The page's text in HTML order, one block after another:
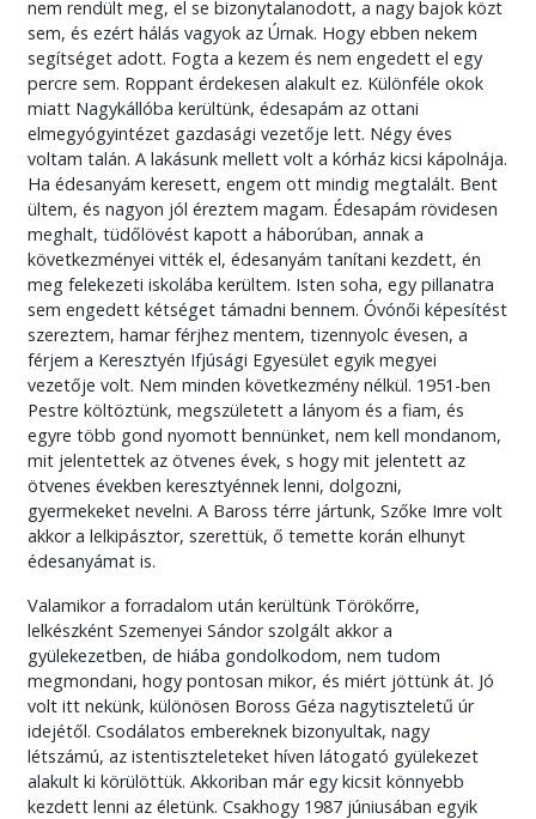
nem rendült meg, el se bizonytalanodott, a nagy bajok közt
sem, és ezért hálás vagyok az Úrnak. Hogy ebben nekem
segítséget adott. Fogta a kezem és nem engedett el egy
percre sem. Roppant érdekesen alakult ez. Különféle okok
miatt Nagykállóba kerültünk, édesapám az ottani
elmegyógyintézet gazdasági vezetője lett. Négy éves
voltam talán. A lakásunk mellett volt a kórház kicsi kápolnája.
Ha édesanyám keresett, engem ott mindig megtalált. Bent
ültem, és nagyon jól éreztem magam. Édesapám rövidesen
meghalt, tüdőlövést kapott a háborúban, annak a
következményei vitték el, édesanyám tanítani kezdett, én
meg felekezeti iskolába kerültem. Isten soha, egy pillanatra
sem engedett kétséget támadni bennem. Óvónői képesítést
szereztem, hamar férjhez mentem, tizennyolc évesen, a
férjem a Keresztyén Ifjúsági Egyesület egyik megyei
vezetője volt. Nem minden következmény nélkül. 1951-ben
Pestre költöztünk, megszületett a lányom és a fiam, és
egyre több gond nyomott bennünket, nem kell mondanom,
mit jelentettek az ötvenes évek, s hogy mit jelentett az
ötvenes években keresztyénnek lenni, dolgozni,
gyermekeket nevelni. A Baross térre jártunk, Szőke Imre volt
akkor a lelkipásztor, szerettük, ő temette korán elhunyt
édesanyámat is.
Valamikor a forradalom után kerültünk Törökőrre,
lelkészként Szemenyei Sándor szolgált akkor a
gyülekezetben, de hiába gondolkodom, nem tudom
megmondani, hogy pontosan mikor, és miért jöttünk át. Jó
volt itt nekünk, különösen Boross Géza nagytiszteletű úr
idejétől. Csodálatos embereknek bizonyultak, nagy
létszámú, az istentiszteleteket híven látogató gyülekezet
alakult ki körülöttük. Akkoriban már egy kicsit könnyebb
kezdett lenni az életünk. Csakhogy 1987 júniusában egyik